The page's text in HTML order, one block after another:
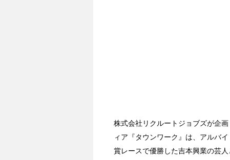
株式会社リクルートジョブズが企
ィア『タウンワーク』は、アルバ
賞レースで優勝した吉本興業の芸